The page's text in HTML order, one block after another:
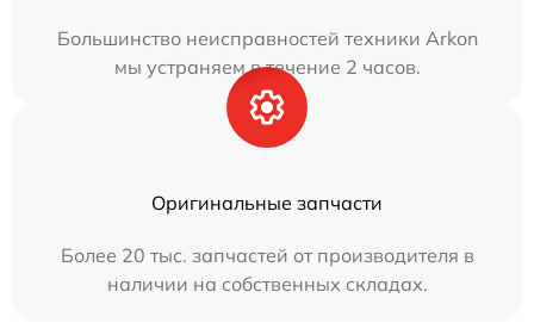
Большинство неисправностей техники Arkon
мы устраняем в течение 2 часов.
Оригинальные запчасти
Более 20 тыс. запчастей от производителя в
наличии на собственных складах.